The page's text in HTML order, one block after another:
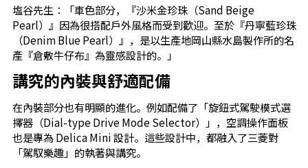
塩谷先生：「車色部分，『沙米金珍珠（Sand Beige
Pearl）』因為很搭配戶外風格而受到歡迎。至於『丹寧藍珍珠
（Denim Blue Pearl）』，是以生產地岡山縣水島製作所的名
產『倉敷牛仔布』為靈感設計的。」
講究的內裝與舒適配備
在內裝部分也有明顯的進化。例如配備了「旋鈕式駕駛模式選
擇器（Dial-type Drive Mode Selector）」，空調操作面板
也是專為 Delica Mini 設計。這些設計中，都融入了三菱對
「駕馭樂趣」的執著與講究。